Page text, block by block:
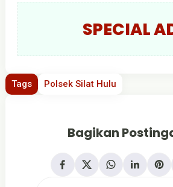
SPECIAL
Tags Polsek Silat Hulu
Bagikan